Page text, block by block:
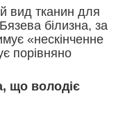
вид тканин для
Бязева білизна, за
«нескінченне
порівняно
що володіє